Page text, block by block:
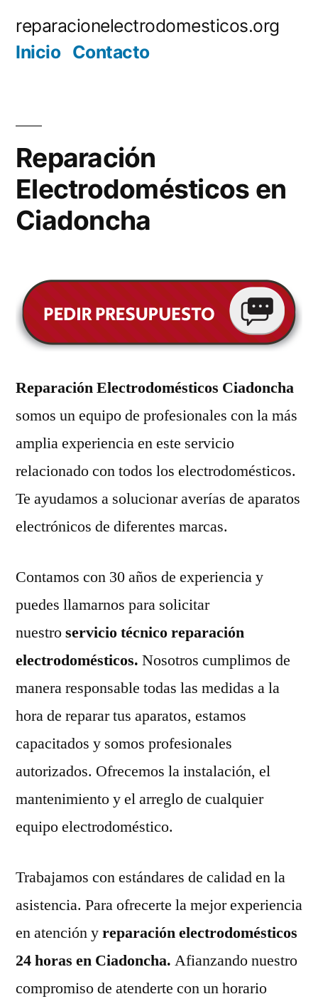
reparacionelectrodomesticos.org
Inicio Contacto
Reparación
Electrodomésticos en
Ciadoncha
Reparación Electrodomésticos Ciadoncha
somos un equipo de profesionales con la más
amplia experiencia en este servicio
relacionado con todos los electrodomésticos.
Te ayudamos a solucionar averías de aparatos
electrónicos de diferentes marcas.
Contamos con 30 años de experiencia y
puedes llamarnos para solicitar
nuestroservicio técnico reparación
electrodomésticos. Nosotros cumplimos de
manera responsable todas las medidas a la
hora de reparar tus aparatos, estamos
capacitados y somos profesionales
autorizados. Ofrecemos la instalación, el
mantenimiento y el arreglo de cualquier
equipo electrodoméstico.
Trabajamos con estándares de calidad en la
asistencia. Para ofrecerte la mejor experiencia
en atención yreparación electrodomésticos
24 horas en Ciadoncha. Afianzando nuestro
compromiso de atenderte con un horario